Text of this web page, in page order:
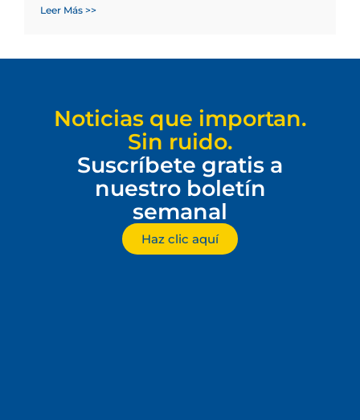
Leer Más >>
Noticias que importan.
Sin ruido.
Suscríbete gratis a
nuestro boletín
semanal
Haz clic aquí